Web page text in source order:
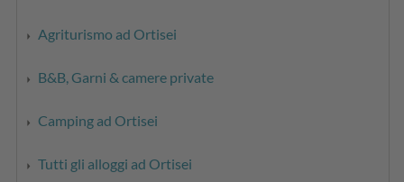
Agriturismo ad Ortisei
B&B, Garni & camere private
Camping ad Ortisei
Tutti gli alloggi ad Ortisei